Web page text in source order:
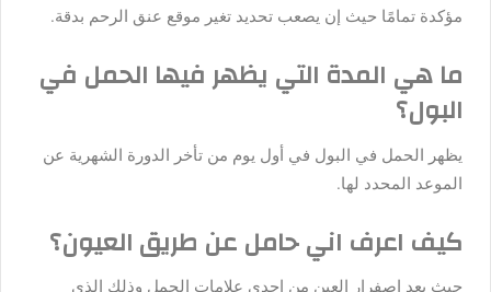
مؤكدة تمامًا حيث إن يصعب تحديد تغير موقع عنق الرحم بدقة.
ما هي المدة التي يظهر فيها الحمل في
البول؟
يظهر الحمل في البول في أول يوم من تأخر الدورة الشهرية عن
الموعد المحدد لها.
كيف اعرف اني حامل عن طريق العيون؟
حيث يعد إصفرار العين من إحدى علامات الحمل وذلك الذي